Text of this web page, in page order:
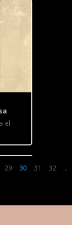
el
29 30 31 32 ...